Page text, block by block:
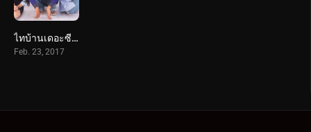
ไทบ้านเดอะซีรีส์ (2017) Thi Baan The Series
Feb. 23, 2017